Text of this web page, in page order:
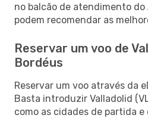
no balcão de atendimento
podem recomendar as
Reservar um voo de
Bordéus
Reservar um voo através da
Basta introduzir Valladolid
como as cidades de partida